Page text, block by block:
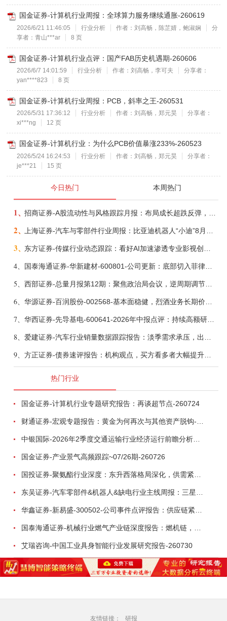
国金证券-计算机行业周报：全球算力服务继续通胀-260619
2026/6/21 11:46:05 行业分析 作者：刘高畅，陈芷婧，鲍淑娴
分
享者：青山***ar
8 页
国金证券-计算机行业点评：国产FAB历史机遇期-260606
2026/6/7 14:01:59 行业分析 作者：刘高畅，李可夫
分享者：
yan****823
8 页
国金证券-计算机行业周报：PCB，斜率之王-260531
2026/5/31 17:36:12 行业分析 作者：刘高畅，郑元昊
分享者：
xi***ng
12 页
国金证券-计算机行业：为什么PCB价值暴涨233%-260523
2026/5/24 16:24:53 行业分析 作者：刘高畅，郑元昊
分享者：
je***21
15 页
今日热门 本周热门
1、
2、
3、
4、 国泰海通证券-华新建材-600801-公司更新：底部切入菲律宾市场，出海进程加快-260805
5、 西部证券-总量月报第12期：聚焦政治局会议，逆周期调节加力，增量政策可期-260806
6、
7、 华西证券-先导基电-600641-2026年中报点评：持续高额研发投入，离子注入机、半导体材料加速突破-260802
8、
9、 方正证券-债券速评报告：机构观点，买方看多者大幅提升至六成-260805
热门行业
国金证券-计算机行业专题研究报告：再谈超节点-260724
中银国际-2026年2季度交通运输行业经济运行前瞻分析：地缘冲突致航运和航空景气度分化，交通基础设施板块总体呈现稳健特征-260724
国金证券-产业景气高频跟踪~07/26期-260726
艾瑞咨询-中国工业具身智能行业发展研究报告-260730
友情链接： 研报